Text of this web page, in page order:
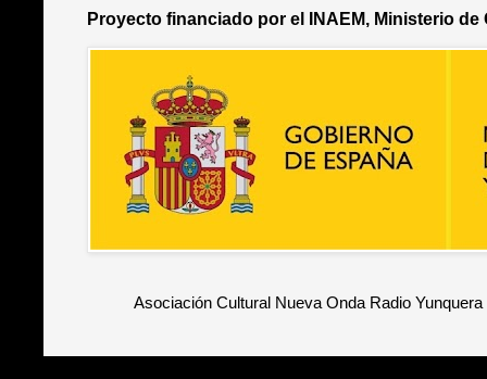
Proyecto financiado por el INAEM, Ministerio de
Asociación Cultural Nueva Onda Radio